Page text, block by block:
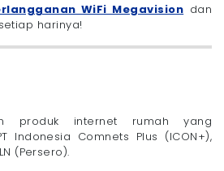
WiFi Megavision dan
harinya!
produk internet rumah yang
Indonesia Comnets Plus (ICON+),
(Persero).